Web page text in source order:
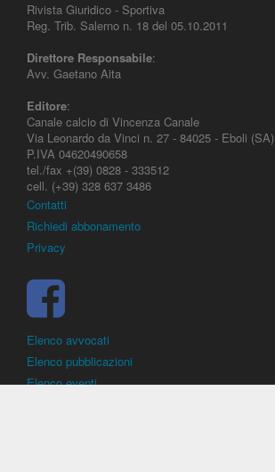
Rivista Giuridico - Sportiva
Reg. Trib. Salerno n. 18 del 05.10.2011
Direttore Responsabile:
Avv. Gaetano Aita
Editore:
Canale calcio di Vincenza Canale
Via Leonardo da Vinci n. 27 - 84025 - Eboli (SA)
P.IVA 04620490658
tel./fax +(39) 0828 - 333512
cell. (+39) 328 637 3486
Contatti
Richiedi abbonamento
Privacy
Elenco avvocati
Elenco pubblicazioni
Elenco eventi